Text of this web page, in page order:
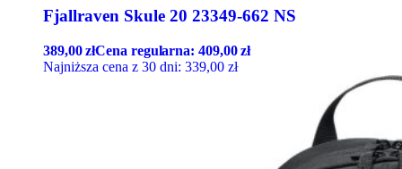
Fjallraven Skule 20 23349-662 NS
389,00złCena regularna:409,00zł
Najniższa cena z 30 dni: 339,00 zł